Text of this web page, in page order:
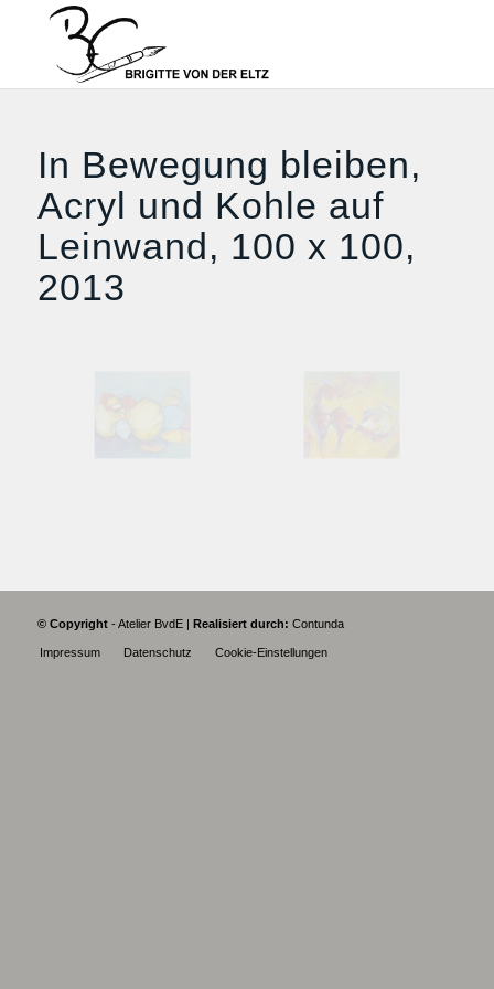
In Bewegung bleiben,
Acryl und Kohle auf
Leinwand, 100 x 100,
2013
© Copyright- Atelier BvdE | Realisiert durch: Contunda
Impressum Datenschutz Cookie-Einstellungen